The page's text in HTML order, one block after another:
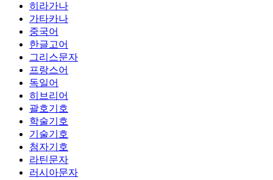
히라가나
가타카나
중국어
한글고어
그리스문자
프랑스어
독일어
히브리어
괄호기호
학술기호
기술기호
첨자기호
라틴문자
러시아문자